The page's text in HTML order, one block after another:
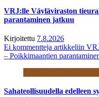
VRJ:lle Väyläviraston
parantaminen jatkuu
Kirjoitettu 7.8.2026
Ei kommentteja artikkeliin
– Poikkimaantien
Sahateollisuudella edelleen